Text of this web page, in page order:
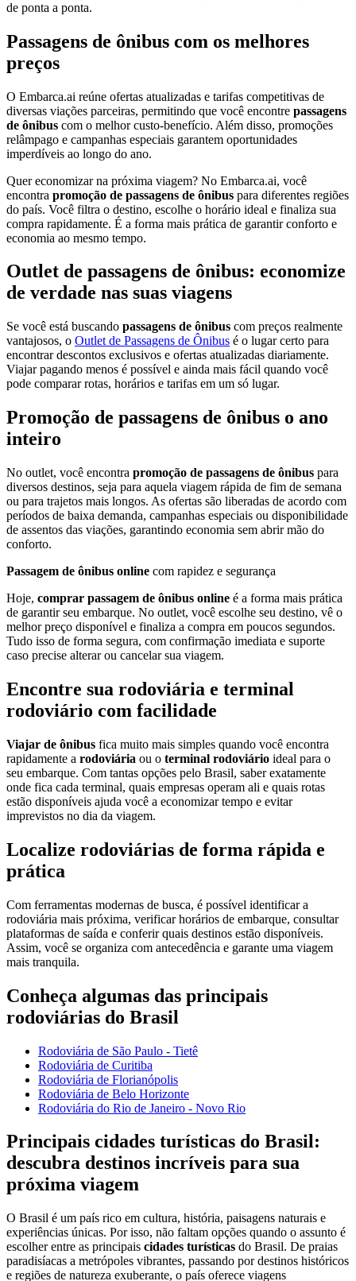
de ponta a ponta.
Passagens de ônibus com os melhores
preços
O Embarca.ai reúne ofertas atualizadas e tarifas competitivas de
diversas viações parceiras, permitindo que você encontre passagens
de ônibus com o melhor custo-benefício. Além disso, promoções
relâmpago e campanhas especiais garantem oportunidades
imperdíveis ao longo do ano.
Quer economizar na próxima viagem? No Embarca.ai, você
encontra promoção de passagens de ônibus para diferentes regiões
do país. Você filtra o destino, escolhe o horário ideal e finaliza sua
compra rapidamente. É a forma mais prática de garantir conforto e
economia ao mesmo tempo.
Outlet de passagens de ônibus: economize
de verdade nas suas viagens
Se você está buscando passagens de ônibus com preços realmente
vantajosos, o Outlet de Passagens de Ônibus é o lugar certo para
encontrar descontos exclusivos e ofertas atualizadas diariamente.
Viajar pagando menos é possível e ainda mais fácil quando você
pode comparar rotas, horários e tarifas em um só lugar.
Promoção de passagens de ônibus o ano
inteiro
No outlet, você encontra promoção de passagens de ônibus para
diversos destinos, seja para aquela viagem rápida de fim de semana
ou para trajetos mais longos. As ofertas são liberadas de acordo com
períodos de baixa demanda, campanhas especiais ou disponibilidade
de assentos das viações, garantindo economia sem abrir mão do
conforto.
Passagem de ônibus online com rapidez e segurança
Hoje, comprar passagem de ônibus online é a forma mais prática
de garantir seu embarque. No outlet, você escolhe seu destino, vê o
melhor preço disponível e finaliza a compra em poucos segundos.
Tudo isso de forma segura, com confirmação imediata e suporte
caso precise alterar ou cancelar sua viagem.
Encontre sua rodoviária e terminal
rodoviário com facilidade
Viajar de ônibus fica muito mais simples quando você encontra
rapidamente a rodoviária ou o terminal rodoviário ideal para o
seu embarque. Com tantas opções pelo Brasil, saber exatamente
onde fica cada terminal, quais empresas operam ali e quais rotas
estão disponíveis ajuda você a economizar tempo e evitar
imprevistos no dia da viagem.
Localize rodoviárias de forma rápida e
prática
Com ferramentas modernas de busca, é possível identificar a
rodoviária mais próxima, verificar horários de embarque, consultar
plataformas de saída e conferir quais destinos estão disponíveis.
Assim, você se organiza com antecedência e garante uma viagem
mais tranquila.
Conheça algumas das principais
rodoviárias do Brasil
Rodoviária de São Paulo - Tietê
Rodoviária de Curitiba
Rodoviária de Florianópolis
Rodoviária de Belo Horizonte
Rodoviária do Rio de Janeiro - Novo Rio
Principais cidades turísticas do Brasil:
descubra destinos incríveis para sua
próxima viagem
O Brasil é um país rico em cultura, história, paisagens naturais e
experiências únicas. Por isso, não faltam opções quando o assunto é
escolher entre as principais cidades turísticas do Brasil. De praias
paradisíacas a metrópoles vibrantes, passando por destinos históricos
e regiões de natureza exuberante, o país oferece viagens